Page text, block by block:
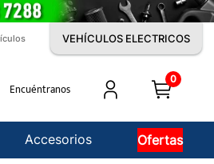
VEHÍCULOS ELECTRICOS
Encuéntranos
0
Accesorios Ofertas